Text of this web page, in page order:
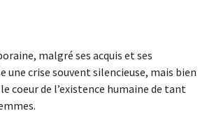
malgré ses acquis et ses
une crise souvent silencieuse, mais bien
coeur de l’existence humaine de tant